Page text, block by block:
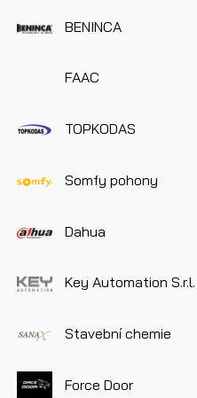
BENINCA
FAAC
TOPKODAS
Somfy pohony
Dahua
Key Automation S.r.l.
Stavební chemie
Force Door